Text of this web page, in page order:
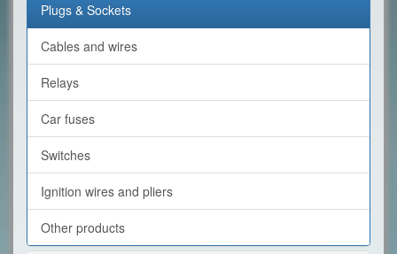
Plugs & Sockets
Cables and wires
Relays
Car fuses
Switches
Ignition wires and pliers
Other products